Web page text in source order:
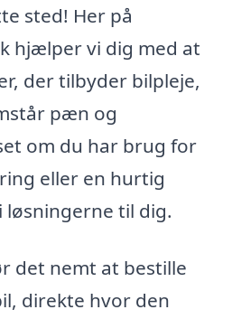
sted! Her på
hjælper vi dig med at
der tilbyder bilpleje,
pæn og
om du har brug for
eller en hurtig
til dig.
det nemt at bestille
direkte hvor den